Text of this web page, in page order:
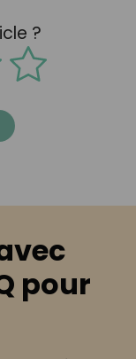
?
pour